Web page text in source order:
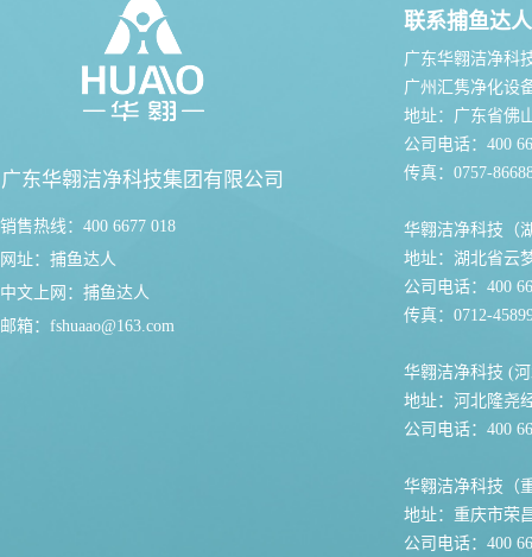
广东华翱洁净科技集团有限公司
销售热线：400 6677 018
网址： 捕鱼达人
中文上网： 捕鱼达人
邮箱： fshuaao@163.com
联系捕鱼达人
广东华翱洁净科
广州汇隽净化设
地址：广东省佛
公司电话：400
传真：0757-
华翱洁净科技（
地址：湖北省云
公司电话：400
传真：0712-
华翱洁净科技 (
地址：河北隆尧
公司电话：400
华翱洁净科技（
地址：重庆市荣
公司电话：400